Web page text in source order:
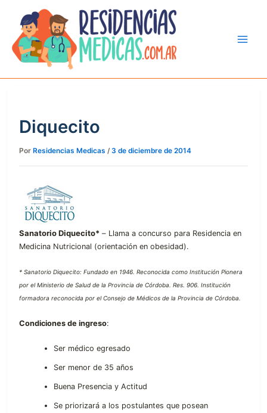
contenido
Diquecito
Por Residencias Medicas /3 de diciembre de 2014
Sanatorio Diquecito* – Llama a concurso para Residencia en
Medicina Nutricional (orientación en obesidad).
* Sanatorio Diquecito: Fundado en 1946. Reconocida como Institución Pionera
por el Ministerio de Salud de la Provincia de Córdoba. Res. 906. Institución
formadora reconocida por el Consejo de Médicos de la Provincia de Córdoba.
Condiciones de ingreso:
Ser médico egresado
Ser menor de 35 años
Buena Presencia y Actitud
Se priorizará a los postulantes que posean